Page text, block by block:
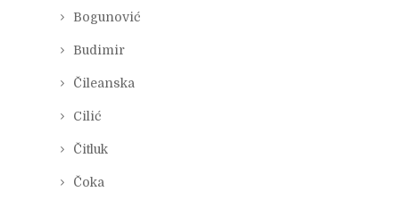
Bogunović
Budimir
Čileanska
Cilić
Čitluk
Čoka